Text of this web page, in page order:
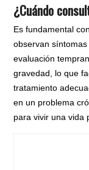
¿Cuándo
Es fundamental
observan
evaluación
gravedad, lo que
tratamiento
en un problema
para vivir una vida